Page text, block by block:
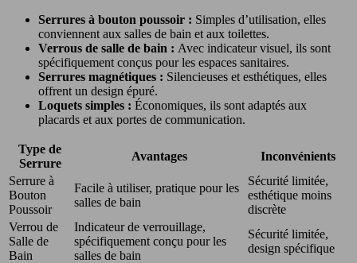
Serrures à bouton poussoir : Simples d’utilisation, elles
conviennent aux salles de bain et aux toilettes.
Verrous de salle de bain : Avec indicateur visuel, ils sont
spécifiquement conçus pour les espaces sanitaires.
Serrures magnétiques : Silencieuses et esthétiques, elles
offrent un design épuré.
Loquets simples : Économiques, ils sont adaptés aux
placards et aux portes de communication.
Type de
Serrure
Avantages
Inconvénients
Serrure à
Bouton
Poussoir
Facile à utiliser, pratique pour les
salles de bain
Sécurité limitée,
esthétique moins
discrète
Verrou de
Salle de
Bain
Indicateur de verrouillage,
spécifiquement conçu pour les
salles de bain
Sécurité limitée,
design spécifique